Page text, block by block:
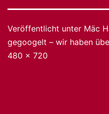
Veröffentlicht unter Mäc
gegoogelt – wir haben
Originalgröße
480 × 720